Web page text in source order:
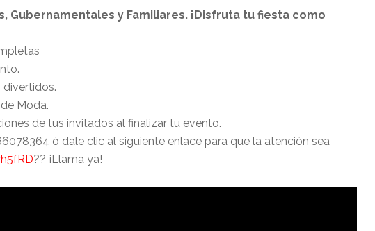
Gubernamentales y Familiares. ¡Disfruta tu fiesta como
Moda.
de tus invitados al finalizar tu evento.
ó dale clic al siguiente enlace para que la atención sea
?? ¡Llama ya!
hace 1 mes
Muchas gracias por el servicio
infantil, todo muy rico, lo
Excelente servicio, muy cálidos y